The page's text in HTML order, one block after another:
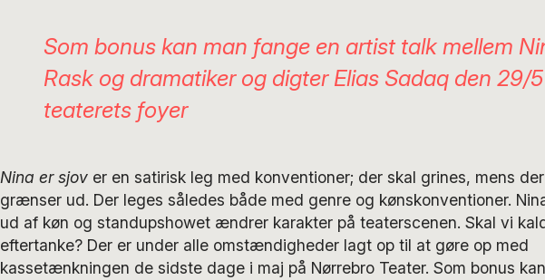
Som bonus kan man fange en artist talk mellem
Rask og dramatiker og digter Elias Sadaq den 29/
teaterets foyer
Nina er sjover en satirisk leg med konventioner; der skal grines, mens
grænser ud. Der leges således både med genre og kønskonventioner.
ud af køn og standupshowet ændrer karakter på teaterscenen. Skal vi
eftertanke? Der er under alle omstændigheder lagt op til at gøre op med
kassetænkningen de sidste dage i maj på Nørrebro Teater. Som bonus